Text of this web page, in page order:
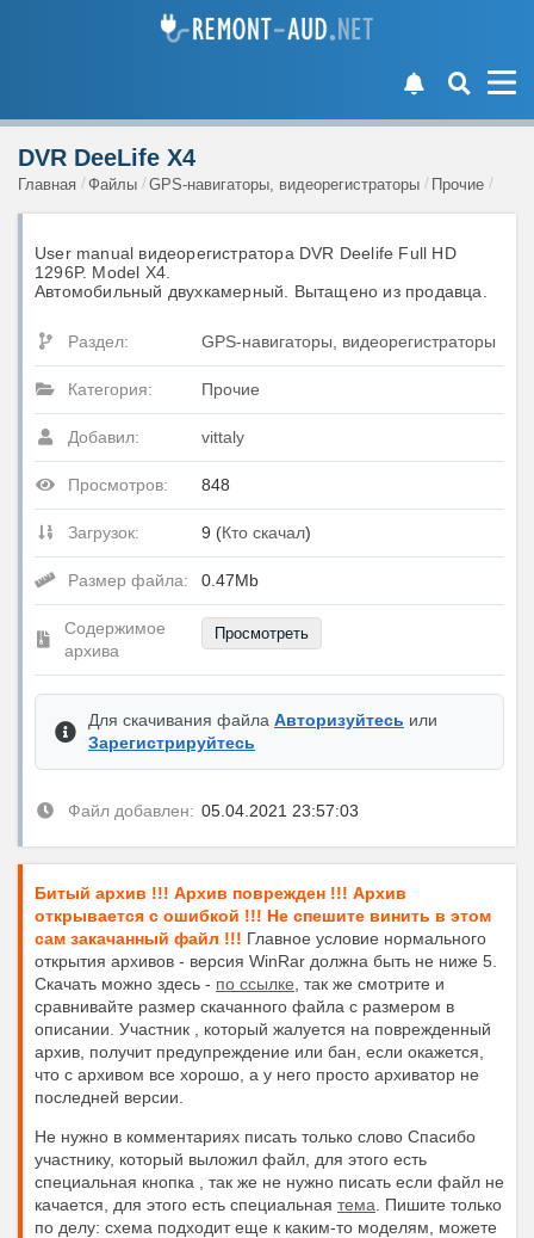
DVR DeeLife X4
Главная Файлы GPS-навигаторы, видеорегистраторы Прочие
User manual видеорегистратора DVR Deelife Full HD
1296P. Model X4.
Автомобильный двухкамерный. Вытащено из продавца.
Раздел: GPS-навигаторы, видеорегистраторы
Категория: Прочие
Добавил: vittaly
Просмотров: 848
Загрузок: 9 (Кто скачал)
Размер файла: 0.47Mb
Содержимое
архива
Просмотреть
Для скачивания файла Авторизуйтесь или
Зарегистрируйтесь
Файл добавлен: 05.04.2021 23:57:03
Битый архив !!! Архив поврежден !!! Архив
открывается с ошибкой !!! Не спешите винить в этом
сам закачанный файл !!! Главное условие нормального
открытия архивов - версия WinRar должна быть не ниже 5.
Скачать можно здесь - по ссылке , так же смотрите и
сравнивайте размер скачанного файла с размером в
описании. Участник , который жалуется на поврежденный
архив, получит предупреждение или бан, если окажется,
что с архивом все хорошо, а у него просто архиватор не
последней версии.
Не нужно в комментариях писать только слово Спасибо
участнику, который выложил файл, для этого есть
специальная кнопка , так же не нужно писать если файл не
качается, для этого есть специальная тема . Пишите только
по делу: схема подходит еще к каким-то моделям, можете